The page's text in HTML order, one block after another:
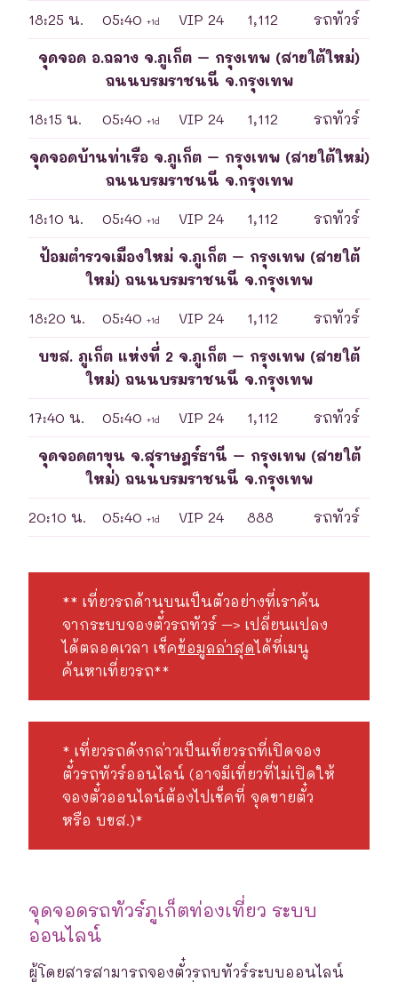
18:25 น. 05:40 +1d VIP 24 1,112 รถทัวร์
จุดจอด อ.ถลาง จ.ภูเก็ต – กรุงเทพ (สายใต้ใหม่)
ถนนบรมราชนนี จ.กรุงเทพ
18:15 น. 05:40 +1d VIP 24 1,112 รถทัวร์
จุดจอดบ้านท่าเรือ จ.ภูเก็ต – กรุงเทพ (สายใต้ใหม่)
ถนนบรมราชนนี จ.กรุงเทพ
18:10 น. 05:40 +1d VIP 24 1,112 รถทัวร์
ป้อมตำรวจเมืองใหม่ จ.ภูเก็ต – กรุงเทพ (สายใต้
ใหม่) ถนนบรมราชนนี จ.กรุงเทพ
18:20 น. 05:40 +1d VIP 24 1,112 รถทัวร์
บขส. ภูเก็ต แห่งที่ 2 จ.ภูเก็ต – กรุงเทพ (สายใต้
ใหม่) ถนนบรมราชนนี จ.กรุงเทพ
17:40 น. 05:40 +1d VIP 24 1,112 รถทัวร์
จุดจอดตาขุน จ.สุราษฎร์ธานี – กรุงเทพ (สายใต้
ใหม่) ถนนบรมราชนนี จ.กรุงเทพ
20:10 น. 05:40 +1d VIP 24 888 รถทัวร์
** เที่ยวรถด้านบนเป็นตัวอย่างที่เราค้น
จากระบบจองตั๋วรถทัวร์ –> เปลี่ยนแปลง
ได้ตลอดเวลา เช็คข้อมูลล่าสุดได้ที่เมนู
ค้นหาเที่ยวรถ**
* เที่ยวรถดังกล่าวเป็นเที่ยวรถที่เปิดจอง
ตั๋วรถทัวร์ออนไลน์ (อาจมีเที่ยวที่ไม่เปิดให้
จองตั๋วออนไลน์ต้องไปเช็คที่ จุดขายตั๋ว
หรือ บขส.)*
จุดจอดรถทัวร์ภูเก็ตท่องเที่ยว ระบบ
ออนไลน์
ผู้โดยสารสามารถจองตั๋วรถบทัวร์ระบบออนไลน์